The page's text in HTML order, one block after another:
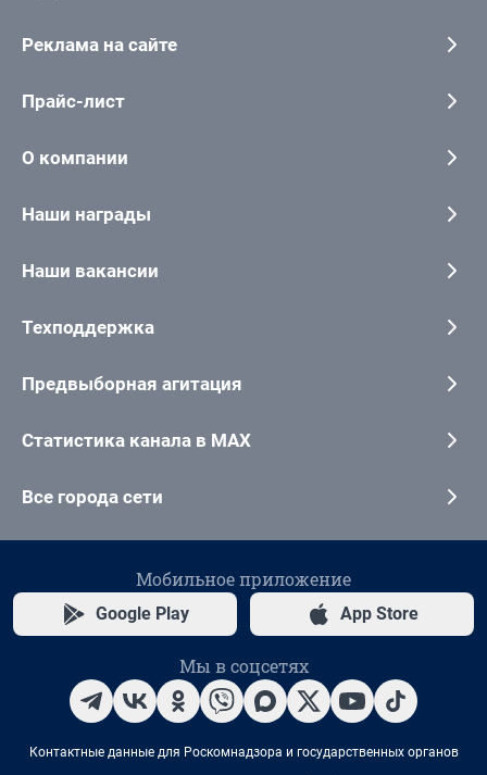
Реклама на сайте
Прайс-лист
О компании
Наши награды
Наши вакансии
Техподдержка
Предвыборная агитация
Статистика канала в MAX
Все города сети
Мобильное приложение
Google Play App Store
Мы в соцсетях
Контактные данные для Роскомнадзора и государственных органов